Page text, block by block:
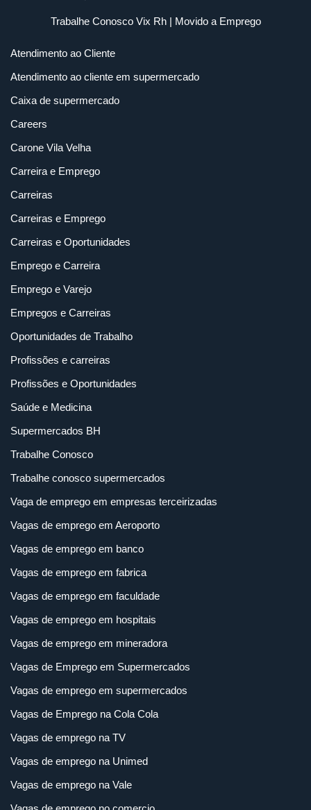
Trabalhe Conosco Vix Rh| Movido a Emprego
Atendimento ao Cliente
Atendimento ao cliente em supermercado
Caixa de supermercado
Careers
Carone Vila Velha
Carreira e Emprego
Carreiras
Carreiras e Emprego
Carreiras e Oportunidades
Emprego e Carreira
Emprego e Varejo
Empregos e Carreiras
Oportunidades de Trabalho
Profissões e carreiras
Profissões e Oportunidades
Saúde e Medicina
Supermercados BH
Trabalhe Conosco
Trabalhe conosco supermercados
Vaga de emprego em empresas terceirizadas
Vagas de emprego em Aeroporto
Vagas de emprego em banco
Vagas de emprego em fabrica
Vagas de emprego em faculdade
Vagas de emprego em hospitais
Vagas de emprego em mineradora
Vagas de Emprego em Supermercados
Vagas de emprego em supermercados
Vagas de Emprego na Cola Cola
Vagas de emprego na TV
Vagas de emprego na Unimed
Vagas de emprego na Vale